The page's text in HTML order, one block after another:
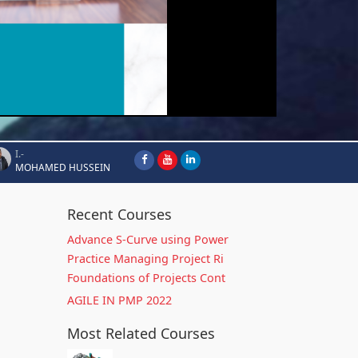
I.-
MOHAMED HUSSEIN
Recent Courses
Advance S-Curve using Power
Practice Managing Project Ri
Foundations of Projects Cont
AGILE IN PMP 2022
Most Related Courses